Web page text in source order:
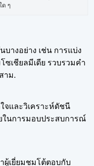
ด ๆ
างอย่าง เช่น การแบ่ง
เชียลมีเดีย รวบรวมคำ
าม.
จและวิเคราะห์ดัชนี
ในการมอบประสบการณ์
ผู้เยี่ยมชมโต้ตอบกับ